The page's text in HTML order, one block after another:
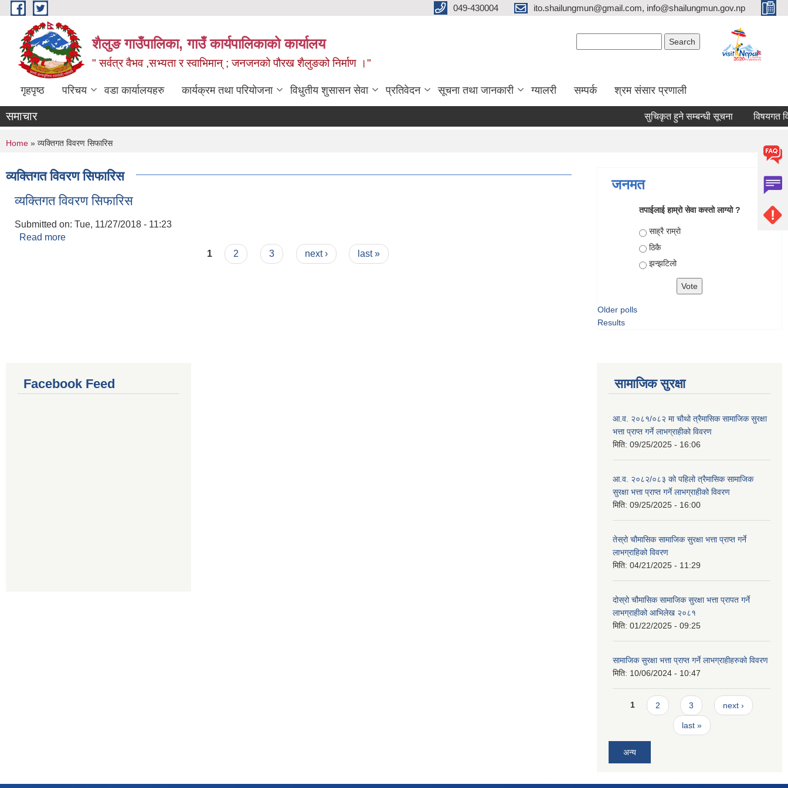
Skip to main content 049-430004 ito.shailungmun@gmail.com, info@shailungmun.gov.np
शैलुङ गाउँपालिका, गाउँ कार्यपालिकाको कार्यालय
" सर्वत्र वैभव ,सभ्यता र स्वाभिमान् ; जनजनको पौरख शैलुङको निर्माण ।"
गृहपृष्ठ परिचय वडा कार्यालयहरु कार्यक्रम तथा परियोजना विधुतीय शुसासन सेवा प्रतिवेदन सूचना तथा जानकारी ग्यालरी सम्पर्क श्रम संसार प्रणाली
समाचार सुचिकृत हुने सम्बन्धी सूचना विषयगत
You are here
Home » व्यक्तिगत विवरण सिफारिस
व्यक्तिगत विवरण सिफारिस
व्यक्तिगत विवरण सिफारिस
Submitted on: Tue, 11/27/2018 - 11:23
Read more
1 2 3 next › last »
जनमत
तपाईलाई हाम्रो सेवा कस्तो लाग्यो ?
Choices
साह्रै राम्रो
ठिकै
झन्झटिलो
Older polls
Results
Facebook Feed सामाजिक सुरक्षा
आ.व. २०८१/०८२ मा चौथो त्रैमासिक सामाजिक सुरक्षा
भत्ता प्राप्त गर्ने लाभग्राहीको विवरण
मिति: 09/25/2025 - 16:06
आ.व. २०८२/०८३ को पहिलो त्रैमासिक सामाजिक
सुरक्षा भत्ता प्राप्त गर्ने लाभग्राहीको विवरण
मिति: 09/25/2025 - 16:00
तेस्रो चौमासिक सामाजिक सुरक्षा भत्ता प्राप्त गर्ने
लाभग्राहिको विवरण
मिति: 04/21/2025 - 11:29
दोस्रो चौमासिक सामाजिक सुरक्षा भत्ता प्रापत गर्ने
लाभग्राहीको आभिलेख २०८१
मिति: 01/22/2025 - 09:25
सामाजिक सुरक्षा भत्ता प्राप्त गर्ने लाभग्राहीहरुको विवरण
मिति: 10/06/2024 - 10:47
Pages
1 2 3 next ›
last »
अन्य